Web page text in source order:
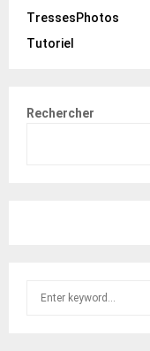
TressesPhotos
Tutoriel
Rechercher